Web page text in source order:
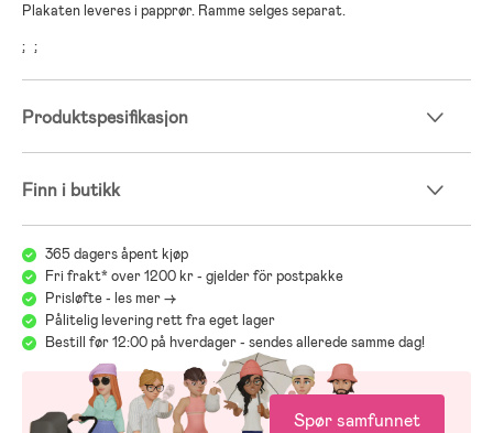
Plakaten leveres i papprør. Ramme selges separat.
; ;
Produktspesifikasjon
Finn i butikk
365 dagers åpent kjøp
Fri frakt* over 1200 kr - gjelder för postpakke
Prisløfte - les mer ->
Pålitelig levering rett fra eget lager
Bestill før 12:00 på hverdager - sendes allerede samme dag!
Spør samfunnet